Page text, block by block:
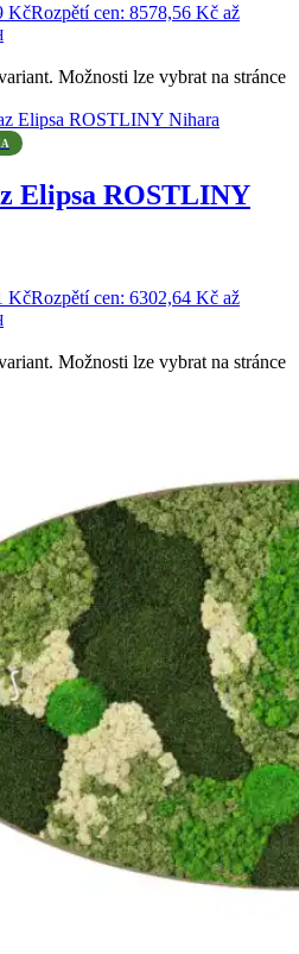
KčRozpětí cen: 8578,56 Kč až
Možnosti lze vybrat na stránce
Elipsa ROSTLINY
KčRozpětí cen: 6302,64 Kč až
Možnosti lze vybrat na stránce